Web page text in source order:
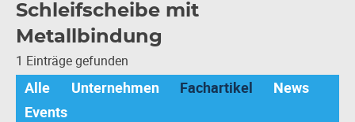
Schleifscheibe mit
Metallbindung
1 Einträge gefunden
Alle Unternehmen Fachartikel
News
Events